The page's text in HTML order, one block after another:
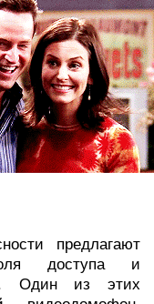
предлагают
доступа и
Один из этих